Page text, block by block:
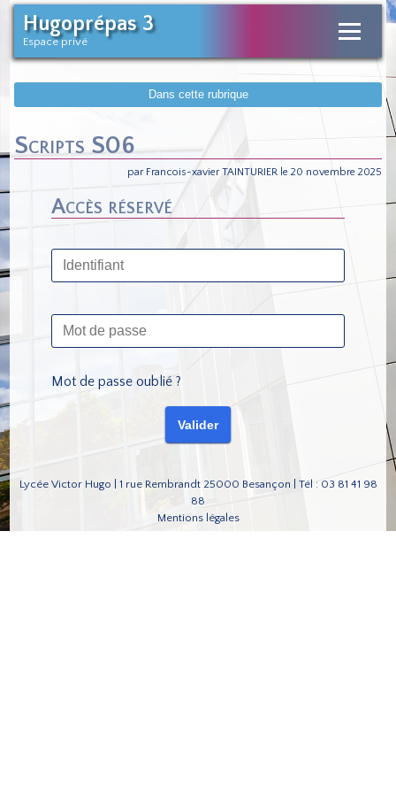
Hugoprépas 3
Espace privé
Dans cette rubrique
Scripts S06
par Francois-xavier TAINTURIER le 20 novembre 2025
Accès réservé
Mot de passe oublié ?
Lycée Victor Hugo | 1 rue Rembrandt 25000 Besançon | Tél : 03 81 41 98
88
Mentions légales